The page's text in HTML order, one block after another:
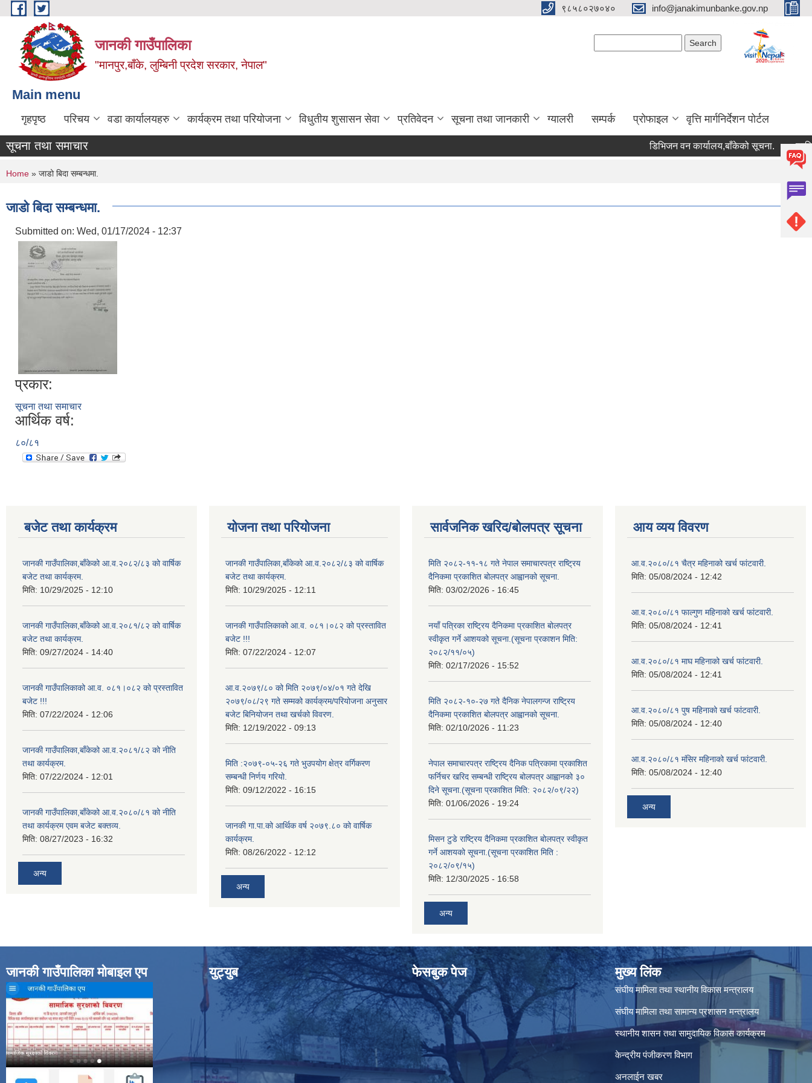
Skip to main content ९८५८०२७०४० info@janakimunbanke.gov.np
जानकी गाउँपालिका
"मानपुर,बाँके, लुम्बिनी प्रदेश सरकार, नेपाल"
Main menu
गृहपृष्ठ परिचय वडा कार्यालयहरु कार्यक्रम तथा परियोजना विधुतीय शुसासन सेवा प्रतिवेदन सूचना तथा जानकारी ग्यालरी सम्पर्क प्रोफाइल वृत्ति मार्गनिर्देशन पोर्टल
सूचना तथा समाचार डिभिजन वन कार्यालय,बाँकेको सूचना.
You are here
Home » जाडो बिदा सम्बन्धमा.
जाडो बिदा सम्बन्धमा.
Submitted on: Wed, 01/17/2024 - 12:37
प्रकार:
सूचना तथा समाचार
आर्थिक वर्ष:
८०/८१
बजेट तथा कार्यक्रम
जानकी गाउँपालिका,बाँकेको आ.व.२०८२/८३ को वार्षिक
बजेट तथा कार्यक्रम.
मिति: 10/29/2025 - 12:10
जानकी गाउँपालिका,बाँकेको आ.व.२०८१/८२ को वार्षिक
बजेट तथा कार्यक्रम.
मिति: 09/27/2024 - 14:40
जानकी गाउँपालिकाको आ.व. ०८१।०८२ को प्रस्तावित
बजेट !!!
मिति: 07/22/2024 - 12:06
जानकी गाउँपालिका,बाँकेको आ.व.२०८१/८२ को नीति
तथा कार्यक्रम.
मिति: 07/22/2024 - 12:01
जानकी गाउँपालिका,बाँकेको आ.व.२०८०/८१ को नीति
तथा कार्यक्रम एवम बजेट बक्तव्य.
मिति: 08/27/2023 - 16:32
अन्य
योजना तथा परियोजना
जानकी गाउँपालिका,बाँकेको आ.व.२०८२/८३ को वार्षिक
बजेट तथा कार्यक्रम.
मिति: 10/29/2025 - 12:11
जानकी गाउँपालिकाको आ.व. ०८१।०८२ को प्रस्तावित
बजेट !!!
मिति: 07/22/2024 - 12:07
आ.व.२०७९/८० को मिति २०७९/०४/०१ गते देखि
२०७९/०८/२९ गते सम्मको कार्यक्रम/परियोजना अनुसार
बजेट बिनियोजन तथा खर्चको विवरण.
मिति: 12/19/2022 - 09:13
मिति :२०७९-०५-२६ गते भुउपयोग क्षेत्र वर्गिकरण
सम्बन्धी निर्णय गरियो.
मिति: 09/12/2022 - 16:15
जानकी गा.पा.को आर्थिक वर्ष २०७९.८० को वार्षिक
कार्यक्रम.
मिति: 08/26/2022 - 12:12
अन्य
सार्वजनिक खरिद/बोलपत्र सूचना
मिति २०८२-११-१८ गते नेपाल समाचारपत्र राष्ट्रिय
दैनिकमा प्रकाशित बोलपत्र आह्वानको सूचना.
मिति: 03/02/2026 - 16:45
नयाँ पत्रिका राष्ट्रिय दैनिकमा प्रकाशित बोलपत्र
स्वीकृत गर्ने आशयको सूचना.(सूचना प्रकाशन मिति:
२०८२/११/०५)
मिति: 02/17/2026 - 15:52
मिति २०८२-१०-२७ गते दैनिक नेपालगन्ज राष्ट्रिय
दैनिकमा प्रकाशित बोलपत्र आह्वानको सूचना.
मिति: 02/10/2026 - 11:23
नेपाल समाचारपत्र राष्ट्रिय दैनिक पत्रिकामा प्रकाशित
फर्निचर खरिद सम्बन्धी राष्ट्रिय बोलपत्र आह्वानको ३०
दिने सूचना.(सूचना प्रकाशित मिति: २०८२/०९/२२)
मिति: 01/06/2026 - 19:24
मिसन टुडे राष्ट्रिय दैनिकमा प्रकाशित बोलपत्र स्वीकृत
गर्ने आशयको सूचना.(सूचना प्रकाशित मिति :
२०८२/०९/१५)
मिति: 12/30/2025 - 16:58
अन्य
आय व्यय विवरण
आ.व.२०८०/८१ चैत्र महिनाको खर्च फांटवारी.
मिति: 05/08/2024 - 12:42
आ.व.२०८०/८१ फाल्गुण महिनाको खर्च फांटवारी.
मिति: 05/08/2024 - 12:41
आ.व.२०८०/८१ माघ महिनाको खर्च फांटवारी.
मिति: 05/08/2024 - 12:41
आ.व.२०८०/८१ पुष महिनाको खर्च फांटवारी.
मिति: 05/08/2024 - 12:40
आ.व.२०८०/८१ मंसिर महिनाको खर्च फांटवारी.
मिति: 05/08/2024 - 12:40
अन्य
जानकी गाउँपालिका मोबाइल एप युट्युब फेसबुक पेज मुख्य लिंक
संघीय मामिला तथा स्थानीय विकास मन्त्रालय
संघीय मामिला तथा सामान्य प्रशासन मन्त्रालय
स्थानीय शासन तथा सामुदायिक विकास कार्यक्रम
केन्द्रीय पंजीकरण विभाग
अनलाईन खबर